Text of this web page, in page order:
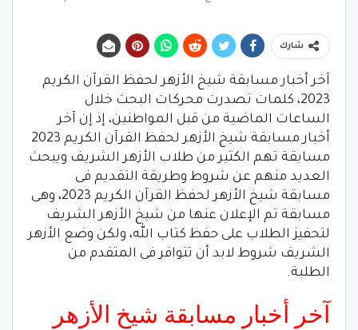
شارك
آخر أخبار مسابقة شيخ الأزهر لحفظ القرآن الكريم
2023، كلمات تصدرت محركات البحث خلال
الساعات الماضية من قبل المواطنين، إذ إن آخر
أخبار مسابقة شيخ الأزهر لحفظ القرآن الكريم 2023
مسابقة تهم الكثير من طلاب الأزهر الشريف ويبحث
العديد منهم عن شروط وطريقة التقديم فى
مسابقة شيخ الأزهر لحفظ القرآن الكريم 2023، وهى
مسابقة تم الإعلان عنها من شيخ الأزهر الشريف
لتحفيز الطلاب على حفظ كتاب الله، ولكن وضع الأزهر
الشريف شروط لابد أن تتوافر فى المتقدم من
الطلبة.
آخر أخبار مسابقة شيخ الأزهر